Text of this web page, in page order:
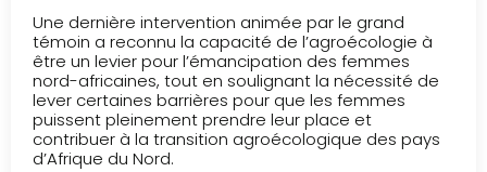
Une dernière intervention animée par le grand
témoin a reconnu la capacité de l’agroécologie à
être un levier pour l’émancipation des femmes
nord-africaines, tout en soulignant la nécessité de
lever certaines barrières pour que les femmes
puissent pleinement prendre leur place et
contribuer à la transition agroécologique des pays
d’Afrique du Nord.